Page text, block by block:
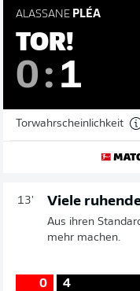
ALASSANE PLÉA
TOR!
0: 1
Torwahrscheinlichkeit
13' Viele
Aus ihren
mehr machen.
0
4